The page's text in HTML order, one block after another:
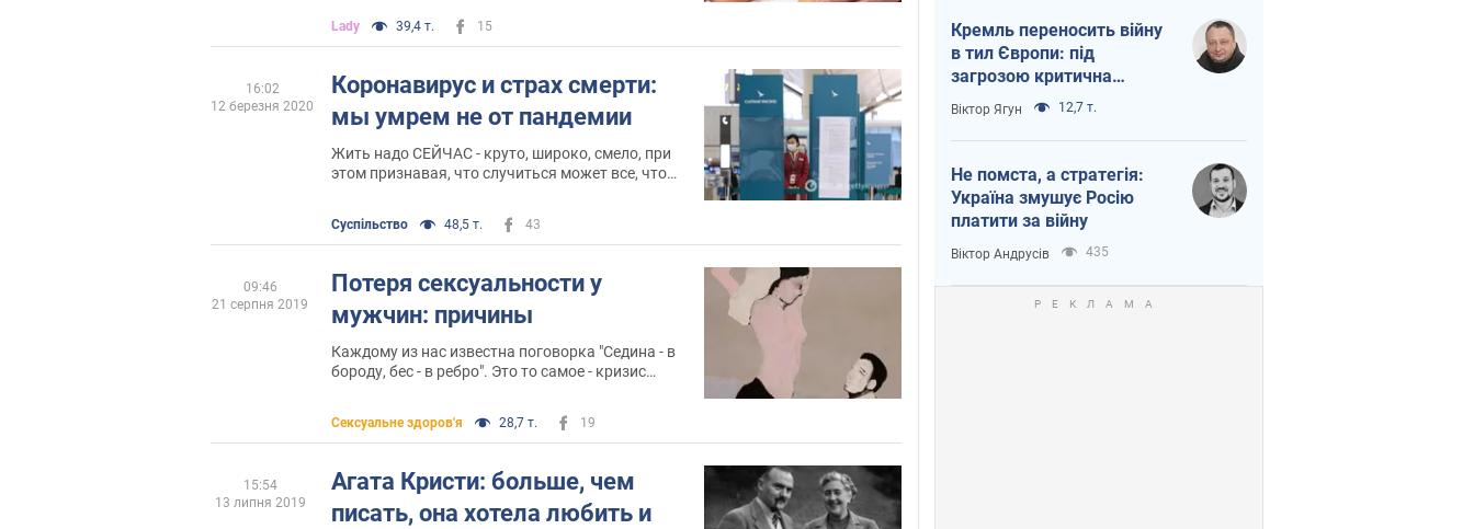
Lady 39,4 т. 15
Коронавирус и страх смерти:
мы умрем не от пандемии
Жить надо СЕЙЧАС - круто, широко, смело, при
этом признавая, что случиться может все, что
Суспільство 48,5 т. 43
16:02
12 березня 2020
Потеря сексуальности у
мужчин: причины
Каждому из нас известна поговорка "Седина - в
бороду, бес - в ребро". Это то самое - кризис
Сексуальне здоров'я 28,7 т. 19
09:46
21 серпня 2019
Агата Кристи: больше, чем
писать, она хотела любить и
15:54
13 липня 2019
Кремль переносить війну
в тил Європи: під
загрозою критична
логістика
Віктор Ягун 12,7 т.
Не помста, а стратегія:
Україна змушує Росію
платити за війну
Віктор Андрусів 435